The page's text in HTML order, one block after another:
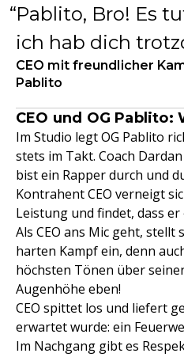
Pablito, Bro! Es
ich hab dich
CEO mit freundlicher
Pablito
CEO und OG
Im Studio legt OG Pablito
stets im Takt. Coach
bist ein Rapper durch und
Kontrahent CEO verneigt
Leistung und findet, dass
Als CEO ans Mic geht, stellt
harten Kampf ein, denn
höchsten Tönen über
Augenhöhe eben!
CEO spittet los und liefert
erwartet wurde: ein
Im Nachgang gibt es